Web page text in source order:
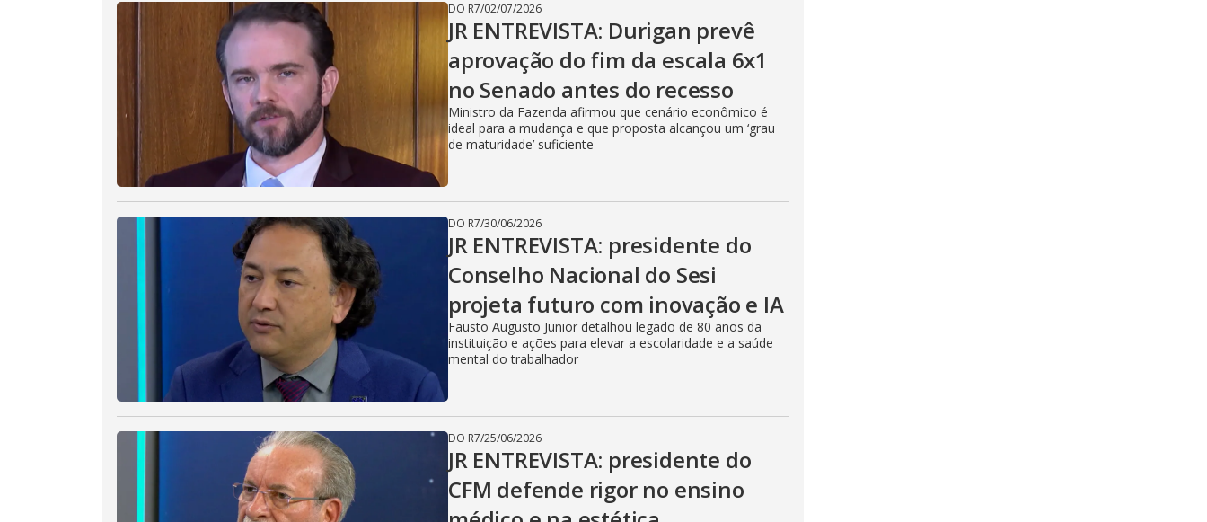
DO R7/02/07/2026
JR ENTREVISTA: Durigan prevê
aprovação do fim da escala 6x1
no Senado antes do recesso
Ministro da Fazenda afirmou que cenário econômico é
ideal para a mudança e que proposta alcançou um ‘grau
de maturidade’ suficiente
DO R7/30/06/2026
JR ENTREVISTA: presidente do
Conselho Nacional do Sesi
projeta futuro com inovação e IA
Fausto Augusto Junior detalhou legado de 80 anos da
instituição e ações para elevar a escolaridade e a saúde
mental do trabalhador
DO R7/25/06/2026
JR ENTREVISTA: presidente do
CFM defende rigor no ensino